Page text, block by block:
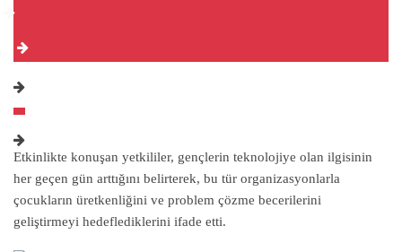
Etkinlikte konuşan yetkililer, gençlerin teknolojiye olan ilgisinin
her geçen gün arttığını belirterek, bu tür organizasyonlarla
çocukların üretkenliğini ve problem çözme becerilerini
geliştirmeyi hedeflediklerini ifade etti.